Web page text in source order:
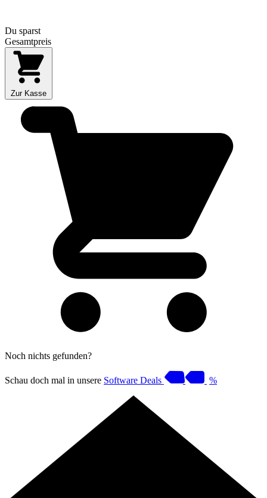
Du sparst
Gesamtpreis
Zur Kasse
Noch nichts gefunden?
Schau doch mal in unsere Software Deals %